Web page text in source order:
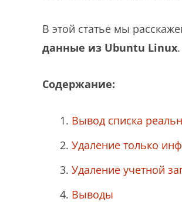
В этой статье мы
данные из Ubuntu Linux.
Содержание:
Вывод списка
Удаление только
Удаление учетной
Выводы